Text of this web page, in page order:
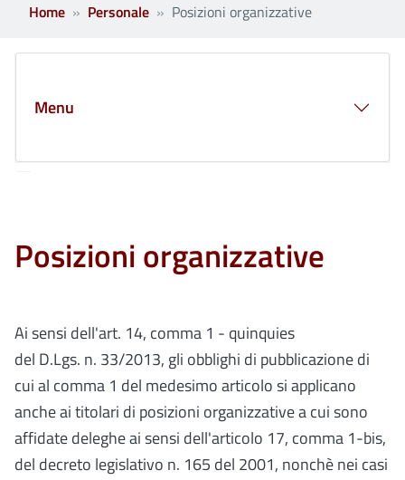
Home Personale Posizioni organizzative
Posizioni organizzative
Ai sensi dell'art. 14, comma 1 - quinquies
del D.Lgs. n. 33/2013, gli obblighi di pubblicazione di
cui al comma 1 del medesimo articolo si applicano
anche ai titolari di posizioni organizzative a cui sono
affidate deleghe ai sensi dell'articolo 17, comma 1-bis,
del decreto legislativo n. 165 del 2001, nonchè nei casi
Menu